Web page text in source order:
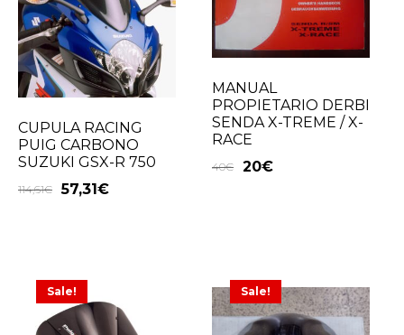
CUPULA RACING
PUIG CARBONO
SUZUKI GSX-R 750
114,61€ 57,31 €
MANUAL
PROPIETARIO DERBI
SENDA X-TREME / X-
RACE
40€ 20€
Sale! Sale!